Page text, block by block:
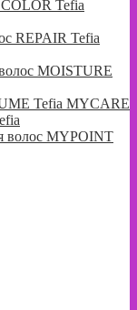
Tefia
REPAIR Tefia
MOISTURE
Tefia MYCARE
волос MYPOINT